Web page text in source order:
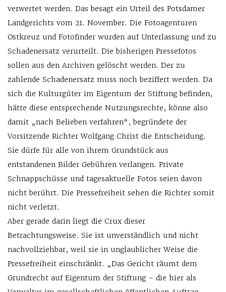
verwertet werden. Das besagt ein Urteil des Potsdamer
Landgerichts vom 21. November. Die Fotoagenturen
Ostkreuz und Fotofinder wurden auf Unterlassung und zu
Schadenersatz verurteilt. Die bisherigen Pressefotos
sollen aus den Archiven gelöscht werden. Der zu
zahlende Schadenersatz muss noch beziffert werden. Da
sich die Kulturgüter im Eigentum der Stiftung befinden,
hätte diese entsprechende Nutzungsrechte, könne also
damit „nach Belieben verfahren“, begründete der
Vorsitzende Richter Wolfgang Christ die Entscheidung.
Sie dürfe für alle von ihrem Grundstück aus
entstandenen Bilder Gebühren verlangen. Private
Schnappschüsse und tagesaktuelle Fotos seien davon
nicht berührt. Die Pressefreiheit sehen die Richter somit
nicht verletzt.
Aber gerade darin liegt die Crux dieser
Betrachtungsweise. Sie ist unverständlich und nicht
nachvollziehbar, weil sie in unglaublicher Weise die
Pressefreiheit einschränkt. „Das Gericht räumt dem
Grundrecht auf Eigentum der Stiftung – die hier als